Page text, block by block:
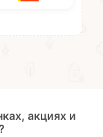
акциях и